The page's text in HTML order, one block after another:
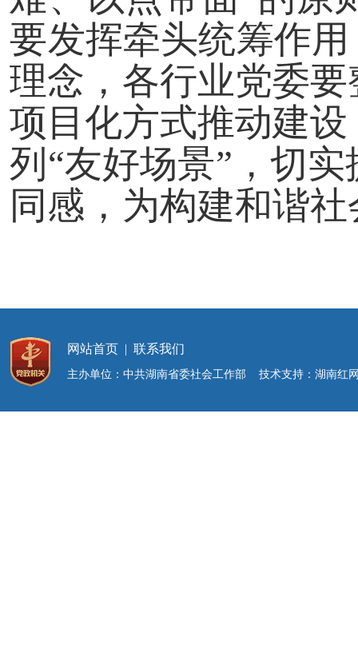
要发挥牵头统筹作
理念，各行业党委
项目化方式推动建
列“友好场景”，切
同感，为构建和谐
网站首页 |联系我们
主办单位：中共湖南省委社会工作部 技术支持：湖南红